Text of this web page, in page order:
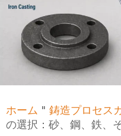
ホーム " 鋳造プロセス
の選択：砂、鋼、鉄、